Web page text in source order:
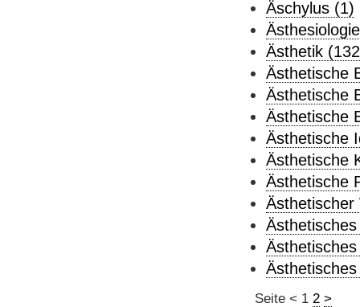
Äschylus (1)
Ästhetik
Ästhetische
Ästhetische
Ästhetische
Ästhetische
Ästhetische
Ästhetische
Ästhetischer
Seite < 1 2 >